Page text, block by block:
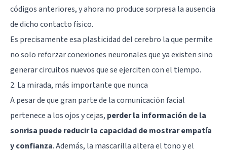
códigos anteriores, y ahora no produce sorpresa la ausencia
de dicho contacto físico.
Es precisamente esa plasticidad del cerebro la que permite
no solo reforzar conexiones neuronales que ya existen sino
generar circuitos nuevos que se ejerciten con el tiempo.
2. La mirada, más importante que nunca
A pesar de que gran parte de la comunicación facial
pertenece a los ojos y cejas, perder la información de la
sonrisa puede reducir la capacidad de mostrar empatía
y confianza. Además, la mascarilla altera el tono y el